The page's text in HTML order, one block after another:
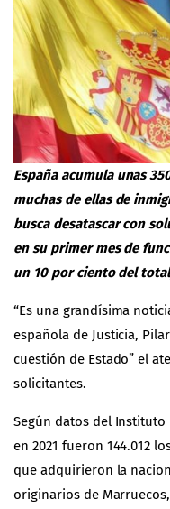
España acumula unas
muchas de ellas de
busca desatascar con
en su primer mes de
un 10 por ciento del
“Es una grandísima
española de Justicia,
cuestión de Estado” el
solicitantes.
Según datos del Instituto
en 2021 fueron 144.012
que adquirieron la
originarios de